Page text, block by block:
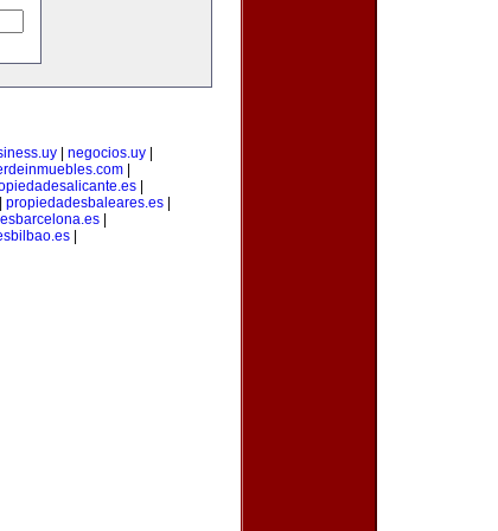
| negocios.uy|
|
|
propiedadesbaleares.es
|
|